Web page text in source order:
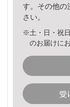
す。その他の
さい。
※土・日・祝
のお届けに
受